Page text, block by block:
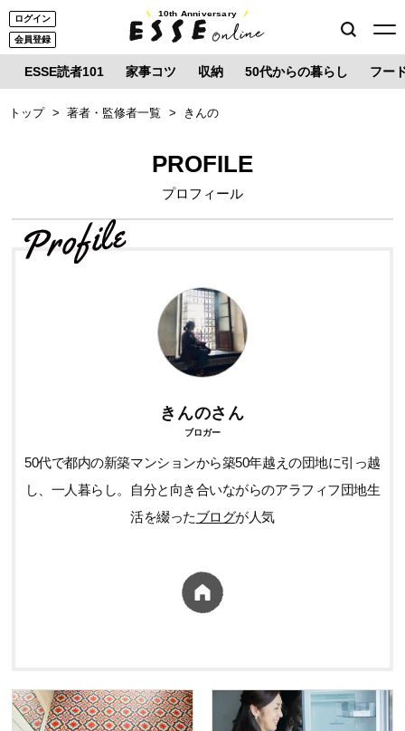
ログイン
会員登録
10th Anniversary
ESSE読者101 家事コツ 収納 50代からの暮らし フー
トップ 著者・監修者一覧 きんの
PROFILE
プロフィール
きんのさん
ブロガー
50代で都内の新築マンションから築50年越えの団地に引っ越
し、一人暮らし。自分と向き合いながらのアラフィフ団地生
活を綴ったブログが人気